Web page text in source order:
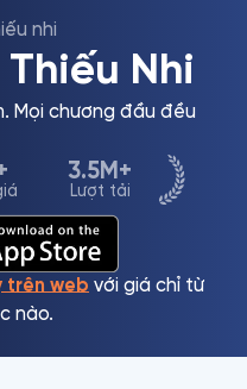
nhi
Nhi
Mọi chương đầu đều
3.5M+
Lượt tải
trên web với giá chỉ từ
nào.